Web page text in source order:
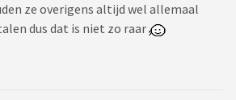
ze overigens altijd wel allemaal
dus dat is niet zo raar